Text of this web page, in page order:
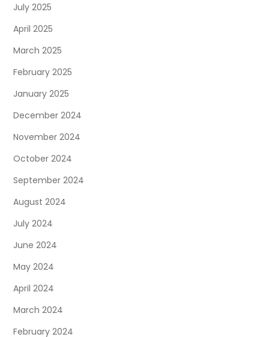
July 2025
April 2025
March 2025
February 2025
January 2025
December 2024
November 2024
October 2024
September 2024
August 2024
July 2024
June 2024
May 2024
April 2024
March 2024
February 2024